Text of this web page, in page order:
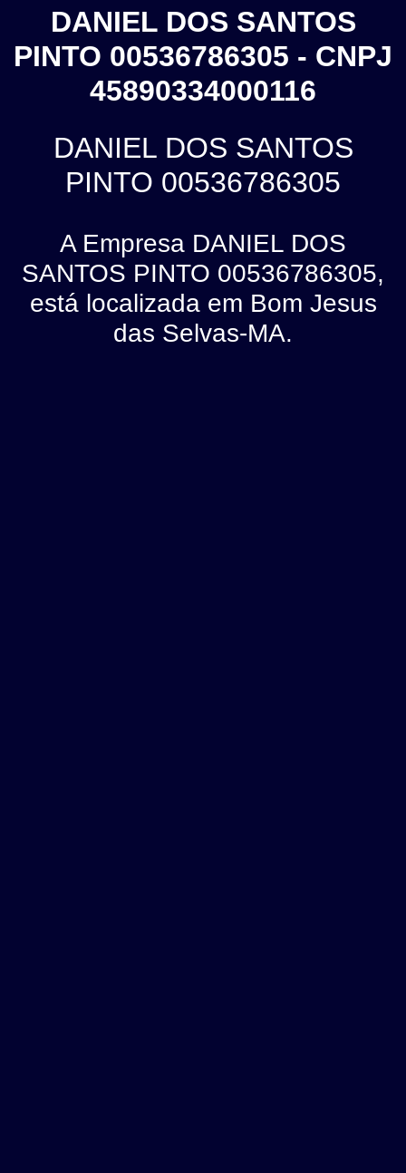
DANIEL DOS SANTOS
PINTO 00536786305 - CNPJ
45890334000116
DANIEL DOS SANTOS
PINTO 00536786305
A Empresa DANIEL DOS
SANTOS PINTO 00536786305,
está localizada em Bom Jesus
das Selvas-MA.